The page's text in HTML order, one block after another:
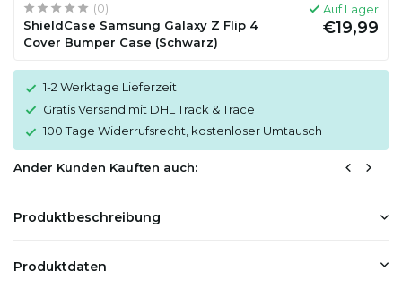
(0)
ShieldCase Samsung Galaxy Z Flip 4
Cover Bumper Case (Schwarz)
Auf Lager
€19,99
1-2 Werktage Lieferzeit
Gratis Versand mit DHL Track & Trace
100 Tage Widerrufsrecht, kostenloser Umtausch
Ander Kunden Kauften auch:
Produktbeschreibung
Produktdaten